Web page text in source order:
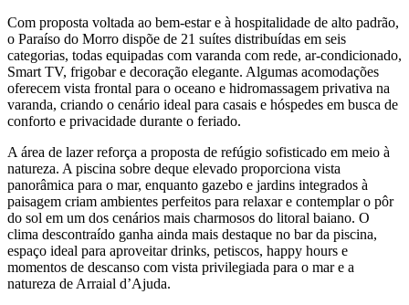
Com proposta voltada ao bem-estar e à hospitalidade de alto padrão,
o Paraíso do Morro dispõe de 21 suítes distribuídas em seis
categorias, todas equipadas com varanda com rede, ar-condicionado,
Smart TV, frigobar e decoração elegante. Algumas acomodações
oferecem vista frontal para o oceano e hidromassagem privativa na
varanda, criando o cenário ideal para casais e hóspedes em busca de
conforto e privacidade durante o feriado.
A área de lazer reforça a proposta de refúgio sofisticado em meio à
natureza. A piscina sobre deque elevado proporciona vista
panorâmica para o mar, enquanto gazebo e jardins integrados à
paisagem criam ambientes perfeitos para relaxar e contemplar o pôr
do sol em um dos cenários mais charmosos do litoral baiano. O
clima descontraído ganha ainda mais destaque no bar da piscina,
espaço ideal para aproveitar drinks, petiscos, happy hours e
momentos de descanso com vista privilegiada para o mar e a
natureza de Arraial d’Ajuda.